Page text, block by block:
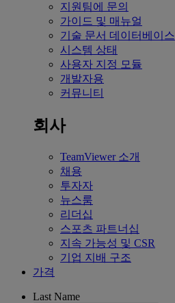
지원팀에 문의
가이드 및 매뉴얼
기술 문서 데이터베이스
시스템 상태
사용자 지정 모듈
개발자용
커뮤니티
회사
TeamViewer 소개
채용
투자자
뉴스룸
리더십
스포츠 파트너십
지속 가능성 및 CSR
기업 지배 구조
가격
Last Name